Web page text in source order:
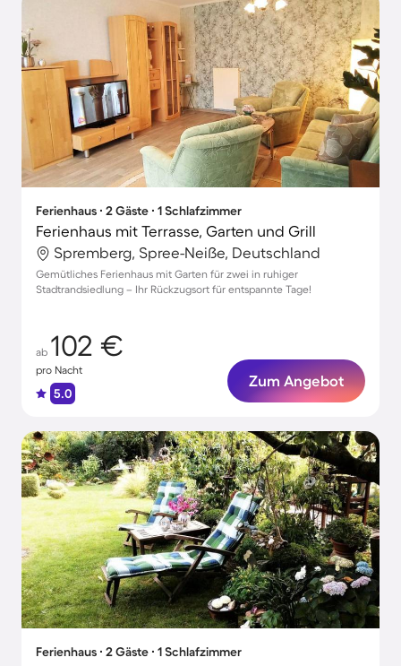
Ferienhaus ∙ 2 Gäste ∙ 1 Schlafzimmer
Ferienhaus mit Terrasse, Garten und Grill
Spremberg, Spree-Neiße, Deutschland
Gemütliches Ferienhaus mit Garten für zwei in ruhiger
Stadtrandsiedlung – Ihr Rückzugsort für entspannte Tage!
ab 102 €
pro Nacht
5.0
Zum Angebot
Ferienhaus ∙ 2 Gäste ∙ 1 Schlafzimmer